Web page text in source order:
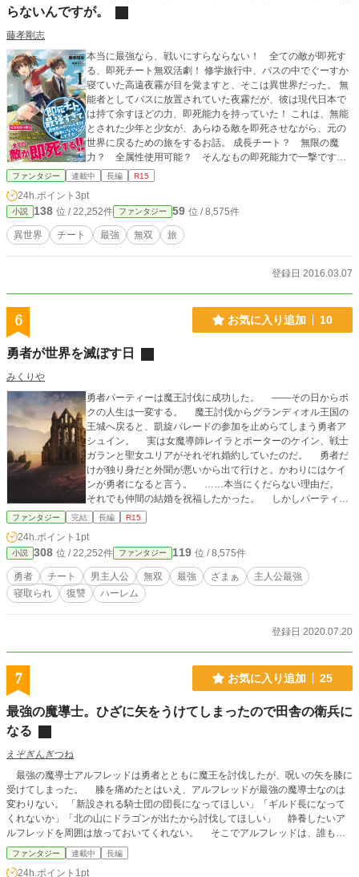
らないんですが。
藤孝剛志
本当に最強なら、戦いにすらならない！ 全ての敵が即死す
る、即死チート無双活劇！ 修学旅行中、バスの中でぐーすか
寝ていた高遠夜霧が目を覚ますと、そこは異世界だった。 無
能者としてバスに放置されていた夜霧だが、彼は現代日本で
は持て余すほどの力、即死能力を持っていた！ これは、無能
とされた少年と少女が、あらゆる敵を即死させながら、元の
世界に戻るための旅をするお話。 成長チート？ 無限の魔
力？ 全属性使用可能？ そんなもの即死能力で一撃です
が？
ファンタジー 連載中 長編 R15
24h.ポイント 3pt
小説 138 位 / 22,252件 ファンタジー 59 位 / 8,575件
異世界 チート 最強 無双 旅
登録日 2016.03.07
6 お気に入り追加 10
勇者が世界を滅ぼす日
みくりや
勇者パーティーは魔王討伐に成功した。 ――その日からボ
クの人生は一変する。 魔王討伐からグランディオル王国の
王城へ戻ると、凱旋パレードの参加を止めらてしまう勇者ア
シュイン。 実は女魔導師レイラとポーターのケイン、戦士
ガランと聖女ユリアがそれぞれ婚約していたのだ。 勇者だ
けが独り身だと外聞が悪いから出て行けと。かわりにはケイ
ンが勇者になると言う。 ……本当にくだらない理由だ。
それでも仲間の結婚を祝福したかった。 しかしパーティー
除籍は勅命でもあったため、既に居場所はどこにもなくなっ
るように、勇者の軌跡を確認する旅をすることにした。だが
旅の途中で、はじめから騙されて利用されていたことに気が
ついてしまう。 その末に行きついたのは魔王城。 魔王の
間には魔王の娘アイリスがいた。 その暴力的な美しさに、
ボクは一瞬で心臓を鷲づかみにされるがごとく魅了されて―
ファンタジー 完結 長編 R15
24h.ポイント 1pt
小説 308 位 / 22,252件 ファンタジー 119 位 / 8,575件
勇者 チート 男主人公 無双 最強 ざまぁ
主人公最強
寝取られ
復讐 ハーレム
登録日 2020.07.20
7 お気に入り追加 25
最強の魔導士。ひざに矢をうけてしまったので田舎の衛兵に
なる
えぞぎんぎつね
最強の魔導士アルフレッドは勇者とともに魔王を討伐したが、呪いの矢を膝に
受けてしまった。 膝を痛めたとはいえ、アルフレッドが最強の魔導士なのは
変わりない。 「新設される騎士団の団長になってほしい」「ギルド長になって
くれないか」「北の山にドラゴンが出たから討伐してほしい」 静養したいア
ルフレッドを周囲は放っておいてくれない。 そこでアルフレッドは、誰も自
分を知らない片田舎で静養することを決意する。 『ムルグ村の衛兵募集。狼と
猪が出て困っています。報酬は衣食住。※村には温泉があります』 「これ
ファンタジー 連載中 長編
24h.ポイント 1pt